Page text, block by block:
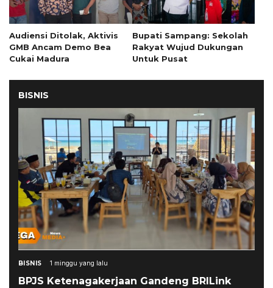
Audiensi Ditolak, Aktivis
GMB Ancam Demo Bea
Cukai Madura
Bupati Sampang: Sekolah
Rakyat Wujud Dukungan
Untuk Pusat
BISNIS
BISNIS 1 minggu yang lalu
BPJS Ketenagakerjaan Gandeng BRILink